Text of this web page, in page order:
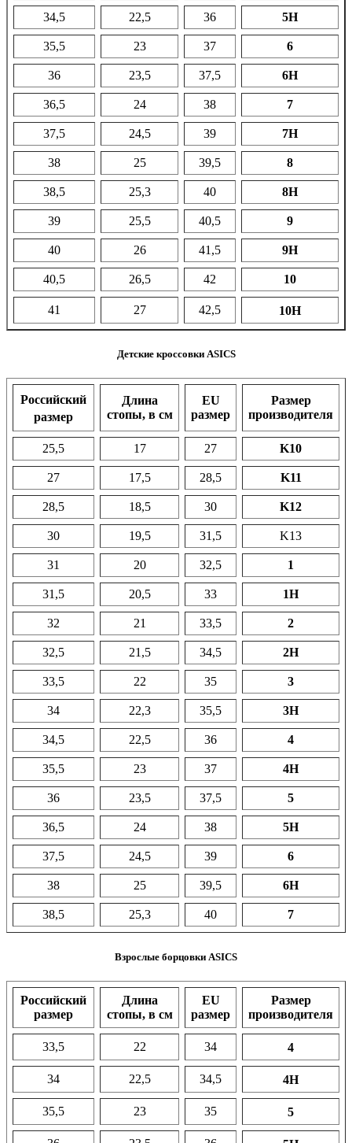
34,5 22,5 36 5H
35,5 23 37 6
36 23,5 37,5 6H
36,5 24 38 7
37,5 24,5 39 7H
38 25 39,5 8
38,5 25,3 40 8H
39 25,5 40,5 9
40 26 41,5 9H
40,5 26,5 42 10
41 27 42,5 10H
Детские кроссовки ASICS
Российский
размер
Длина
стопы, в см
EU
размер
Размер
производителя
25,5 17 27 K10
27 17,5 28,5 K11
28,5 18,5 30 K12
30 19,5 31,5 K13
31 20 32,5 1
31,5 20,5 33 1H
32 21 33,5 2
32,5 21,5 34,5 2H
33,5 22 35 3
34 22,3 35,5 3H
34,5 22,5 36 4
35,5 23 37 4H
36 23,5 37,5 5
36,5 24 38 5H
37,5 24,5 39 6
38 25 39,5 6H
38,5 25,3 40 7
Взрослые борцовки ASICS
Российский
размер
Длина
стопы, в см
EU
размер
Размер
производителя
33,5 22 34 4
34 22,5 34,5 4H
35,5 23 35 5